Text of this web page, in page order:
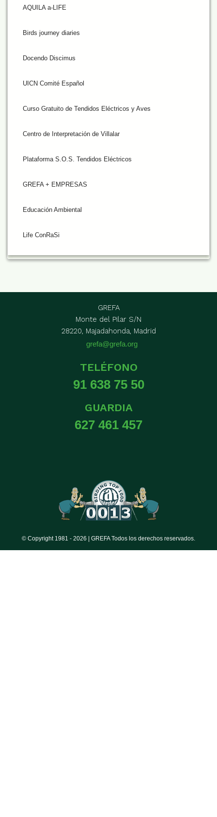
AQUILA a-LIFE
Birds journey diaries
Docendo Discimus
UICN Comité Español
Curso Gratuito de Tendidos Eléctricos y Aves
Centro de Interpretación de Villalar
Plataforma S.O.S. Tendidos Eléctricos
GREFA + EMPRESAS
Educación Ambiental
Life ConRaSi
GREFA
Monte del Pilar S/N
28220, Majadahonda, Madrid
grefa@grefa.org
TELÉFONO
91 638 75 50
GUARDIA
627 461 457
© Copyright 1981 - 2026 | GREFA Todos los derechos reservados.